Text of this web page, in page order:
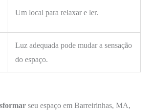
Um local para relaxar e ler.
Luz adequada pode mudar a sensação
do espaço.
seu espaço em Barreirinhas, MA,